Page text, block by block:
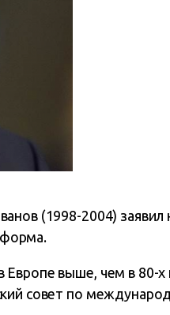
(1998-2004) заявил
выше, чем в 80-х
совет по